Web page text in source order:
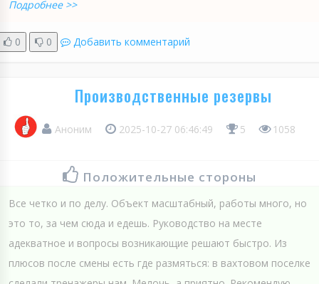
Подробнее >>
0 0 Добавить комментарий
Производственные резервы
Аноним 2025-10-27 06:46:49 5 1058
Положительные стороны
Все четко и по делу. Объект масштабный, работы много, но
это то, за чем сюда и едешь. Руководство на месте
адекватное и вопросы возникающие решают быстро. Из
плюсов после смены есть где размяться: в вахтовом поселке